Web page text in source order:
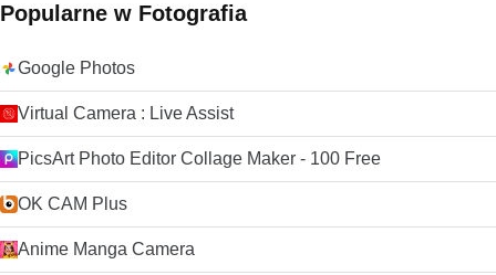
Popularne w Fotografia
Google Photos
Virtual Camera : Live Assist
PicsArt Photo Editor Collage Maker - 100 Free
OK CAM Plus
Anime Manga Camera